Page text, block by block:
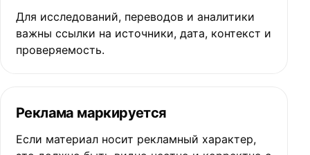
Для исследований, переводов и аналитики
важны ссылки на источники, дата, контекст и
проверяемость.
Реклама маркируется
Если материал носит рекламный характер,